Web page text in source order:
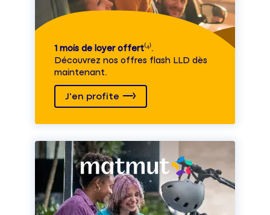
1 mois de loyer offert⁽⁴⁾.
Découvrez nos offres flash LLD dès
maintenant.
J'en profite